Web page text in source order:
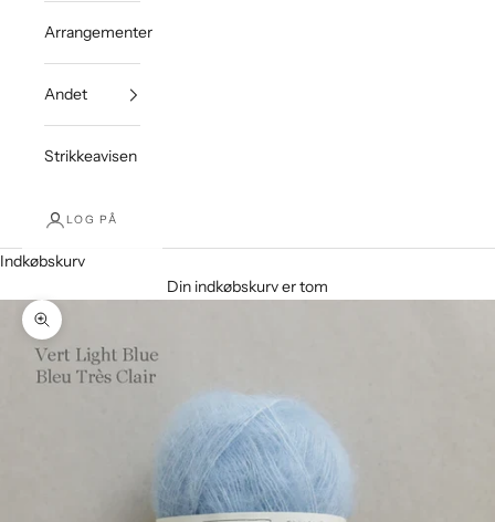
Arrangementer
Andet
Strikkeavisen
LOG PÅ
Indkøbskurv
Din indkøbskurv er tom
Zoom